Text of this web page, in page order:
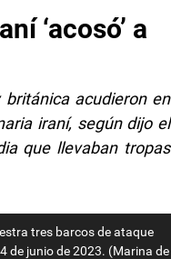
‘acosó’ a
acudieron en
iraní, según dijo el
que llevaban tropas
tres barcos de ataque
de junio de 2023. (Marina de